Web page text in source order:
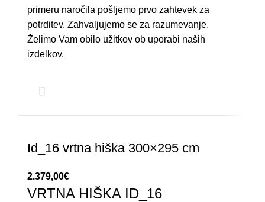
primeru naročila pošljemo prvo zahtevek za
potrditev. Zahvaljujemo se za razumevanje.
Želimo Vam obilo užitkov ob uporabi naših
izdelkov.
Id_16 vrtna hiška 300×295 cm
2.379,00€
VRTNA HIŠKA ID_16